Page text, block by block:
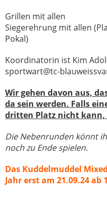
Grillen mit allen
Siegerehrung mit allen
Pokal)
Koordinatorin ist Kim
sportwart@tc-
Wir gehen davon aus,
da sein werden. Falls
dritten Platz nicht kann,
Die Nebenrunden könnt
noch zu Ende spielen.
Das Kuddelmuddel
Jahr erst am 21.09.24 ab